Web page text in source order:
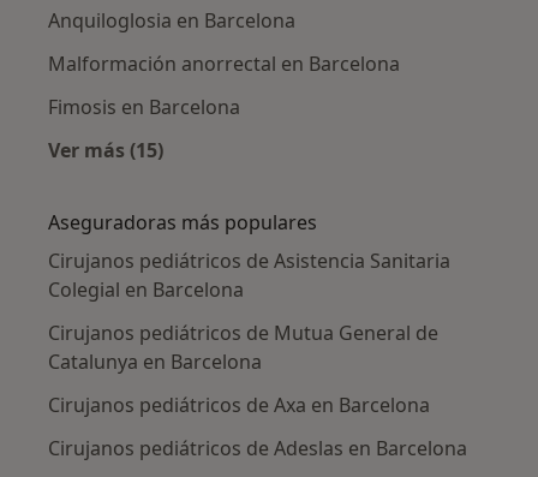
Anquiloglosia en Barcelona
Malformación anorrectal en Barcelona
Fimosis en Barcelona
Ver más (15)
Aseguradoras más populares
Cirujanos pediátricos de Asistencia Sanitaria
Colegial en Barcelona
Cirujanos pediátricos de Mutua General de
Catalunya en Barcelona
Cirujanos pediátricos de Axa en Barcelona
Cirujanos pediátricos de Adeslas en Barcelona